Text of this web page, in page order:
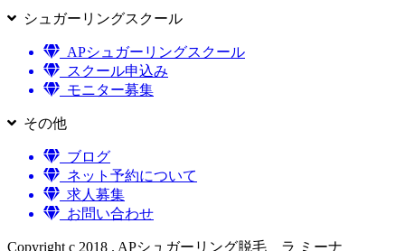
シュガーリングスクール
APシュガーリングスクール
スクール申込み
モニター募集
その他
ブログ
ネット予約について
求人募集
お問い合わせ
Copyright c 2018 . APシュガーリング脱毛 ラ ミーナ